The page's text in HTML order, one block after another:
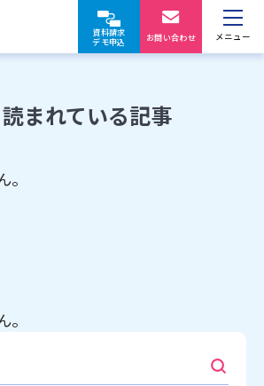
資料請求
デモ申込
お問い合わせ メニュー
まれている記事